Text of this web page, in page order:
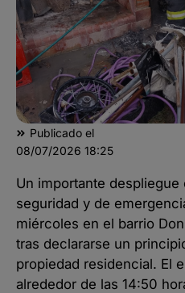
Publicado el
08/07/2026 18:25
Un importante despliegue
seguridad y de
miércoles en el barrio
tras declararse un
propiedad residencial. El
alrededor de las 14:50